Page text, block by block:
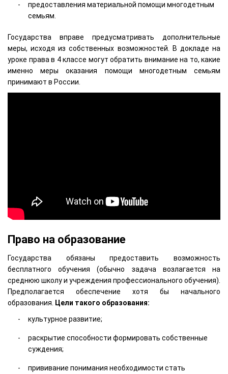
предоставления материальной помощи многодетным
семьям.
Государства вправе предусматривать дополнительные
меры, исходя из собственных возможностей. В докладе на
уроке права в 4 классе могут обратить внимание на то, какие
именно меры оказания помощи многодетным семьям
принимают в России.
Право на образование
Государства обязаны предоставить возможность
бесплатного обучения (обычно задача возлагается на
среднюю школу и учреждения профессионального обучения).
Предполагается обеспечение хотя бы начального
образования. Цели такого образования:
культурное развитие;
раскрытие способности формировать собственные
суждения;
прививание понимания необходимости стать